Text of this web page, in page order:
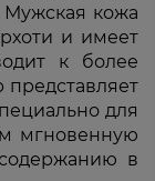
кожа
и имеет
к более
для
мгновенную
в